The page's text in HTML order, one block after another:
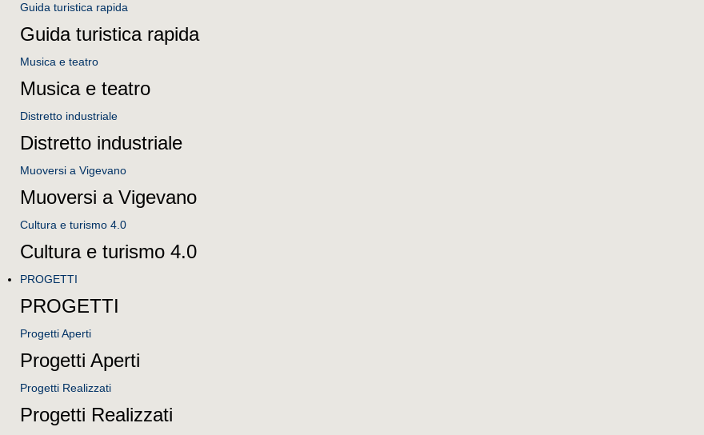
Guida turistica rapida
Guida turistica rapida
Musica e teatro
Musica e teatro
Distretto industriale
Distretto industriale
Muoversi a Vigevano
Muoversi a Vigevano
Cultura e turismo 4.0
Cultura e turismo 4.0
PROGETTI
PROGETTI
Progetti Aperti
Progetti Aperti
Progetti Realizzati
Progetti Realizzati